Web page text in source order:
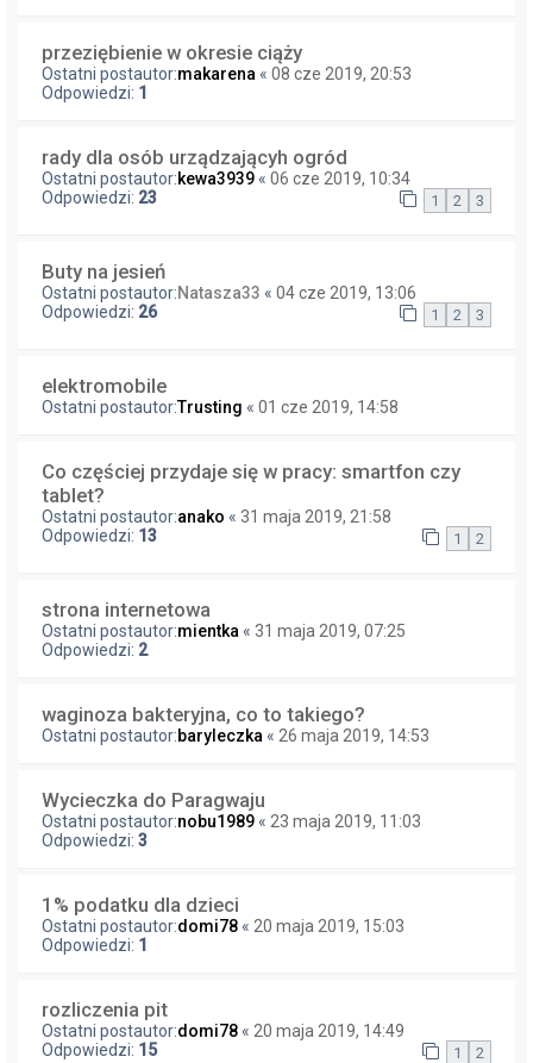
przeziębienie w okresie ciąży
Ostatni postautor:makarena « 08 cze 2019, 20:53
Odpowiedzi: 1
rady dla osób urządzającyh ogród
Ostatni postautor:kewa3939 « 06 cze 2019, 10:34
Odpowiedzi: 23 1 2 3
Buty na jesień
Ostatni postautor:Natasza33 « 04 cze 2019, 13:06
Odpowiedzi: 26 1 2 3
elektromobile
Ostatni postautor:Trusting « 01 cze 2019, 14:58
Co częściej przydaje się w pracy: smartfon czy
tablet?
Ostatni postautor:anako « 31 maja 2019, 21:58
Odpowiedzi: 13 1 2
strona internetowa
Ostatni postautor:mientka « 31 maja 2019, 07:25
Odpowiedzi: 2
waginoza bakteryjna, co to takiego?
Ostatni postautor:baryleczka « 26 maja 2019, 14:53
Wycieczka do Paragwaju
Ostatni postautor:nobu1989 « 23 maja 2019, 11:03
Odpowiedzi: 3
1% podatku dla dzieci
Ostatni postautor:domi78 « 20 maja 2019, 15:03
Odpowiedzi: 1
rozliczenia pit
Ostatni postautor:domi78 « 20 maja 2019, 14:49
Odpowiedzi: 15 1 2